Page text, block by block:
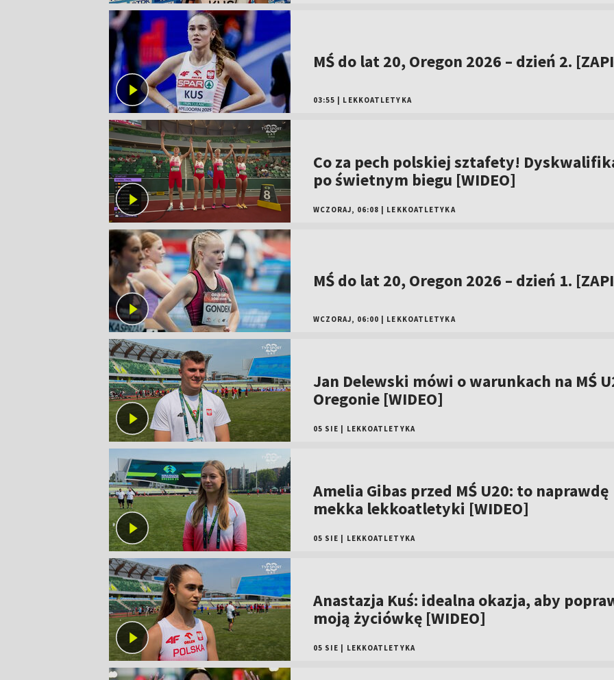
MŚ do lat 20, Oregon 2026 – dzień 2.
03:55 LEKKOATLETYKA
Co za pech polskiej sztafety!
po świetnym biegu [WIDEO]
WCZORAJ, 06:08 LEKKOATLETYKA
MŚ do lat 20, Oregon 2026 – dzień 1.
WCZORAJ, 06:00 LEKKOATLETYKA
Jan Delewski mówi o warunkach na MŚ
Oregonie [WIDEO]
05 SIE LEKKOATLETYKA
Amelia Gibas przed MŚ U20: to naprawdę
mekka lekkoatletyki [WIDEO]
05 SIE LEKKOATLETYKA
Anastazja Kuś: idealna okazja, aby
moją życiówkę [WIDEO]
05 SIE LEKKOATLETYKA